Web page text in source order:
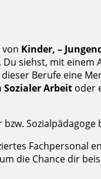
Kinder, –
. Du siehst, mit einem
Berufe eine
Sozialer Arbeit oder
Sozialpädagoge
Fachpersonal
die Chance dir